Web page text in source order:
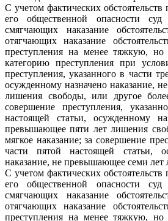
С учетом фактических обстоятельств
его общественной опасности
смягчающих наказание
отягчающих наказание
преступления на менее тяжкую,
категорию преступления при
преступления, указанного в части
осужденному назначено наказание,
лишения свободы, или другое
совершение преступления,
настоящей статьи, осужденному
превышающее пяти лет лишения
мягкое наказание; за совершение
части пятой настоящей статьи,
наказание, не превышающее семи лет
С учетом фактических обстоятельств
его общественной опасности
смягчающих наказание
отягчающих наказание
преступления на менее тяжкую,